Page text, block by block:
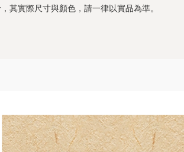
其實際尺寸與顏色，請一律以實品為準。